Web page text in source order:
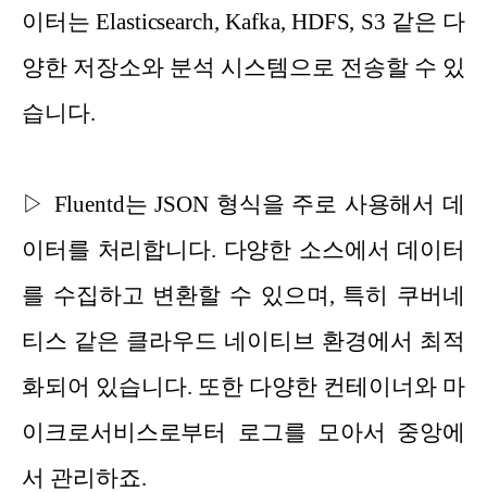
이터는 Elasticsearch, Kafka, HDFS, S3 같은 다
양한 저장소와 분석 시스템으로 전송할 수 있
습니다.
▷ Fluentd는 JSON 형식을 주로 사용해서 데
이터를 처리합니다. 다양한 소스에서 데이터
를 수집하고 변환할 수 있으며, 특히 쿠버네
티스 같은 클라우드 네이티브 환경에서 최적
화되어 있습니다. 또한 다양한 컨테이너와 마
이크 로서비스로부터 로그를 모아서 중앙에
서 관리하죠.